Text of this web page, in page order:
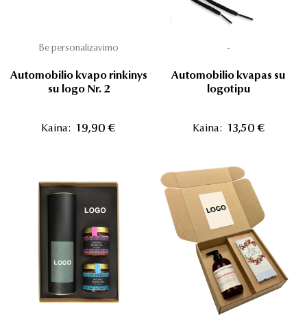
Be personalizavimo
Automobilio kvapo rinkinys
su logo Nr. 2
Kaina: 19,90 €
-
Automobilio kvapas su
logotipu
Kaina: 13,50 €